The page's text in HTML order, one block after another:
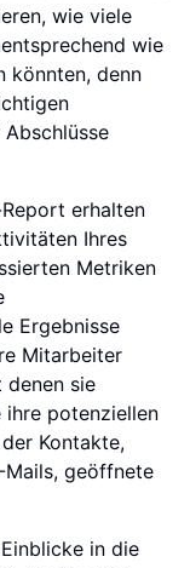
wie viele
wie
könnten, denn
erhalten
Ihres
Metriken
Ergebnisse
Mitarbeiter
denen sie
ihre potenziellen
Kontakte,
geöffnete
in die